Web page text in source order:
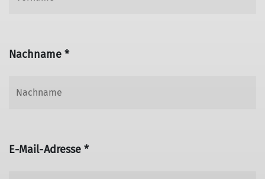
Nachname *
E-Mail-Adresse *